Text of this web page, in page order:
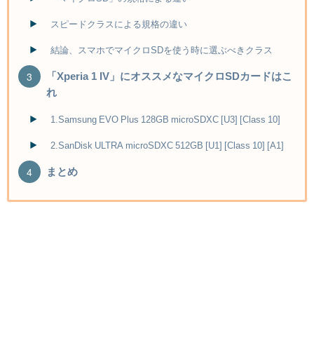
スピードクラスによる規格の違い
結論、スマホでマイクロSDを使う時に選ぶべきクラス
「Xperia 1 IV」にオススメなマイクロSDカードはこ
れ
1.Samsung EVO Plus 128GB microSDXC [U3] [Class 10]
2.SanDisk ULTRA microSDXC 512GB [U1] [Class 10] [A1]
まとめ